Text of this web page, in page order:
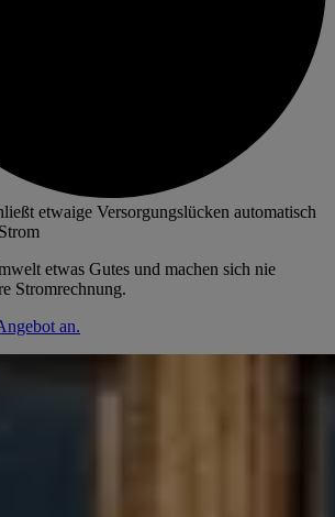
etwaige Versorgungslücken automatisch
etwas Gutes und machen sich nie
Stromrechnung.
an.